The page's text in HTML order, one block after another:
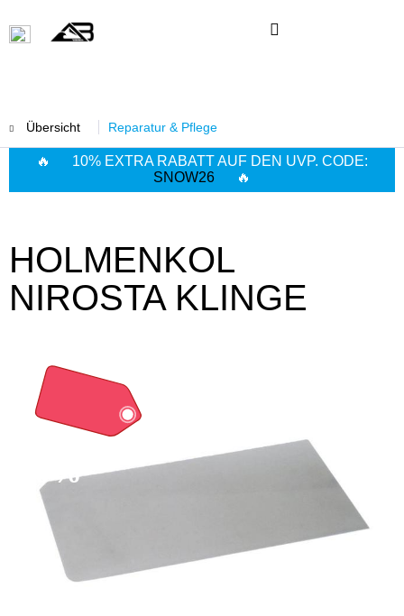
Übersicht Reparatur & Pflege
🔥 10% EXTRA RABATT AUF DEN UVP. CODE:
SNOW26 🔥
HOLMENKOL
NIROSTA KLINGE
30%